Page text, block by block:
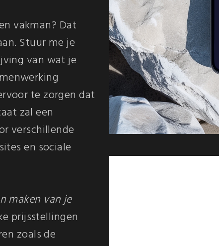
vakman? Dat
Stuur me je
van wat je
te zorgen dat
zal een
verschillende
en sociale
maken van je
prijsstellingen
zoals de